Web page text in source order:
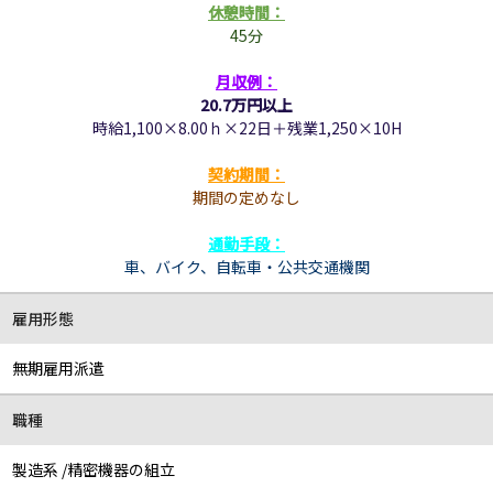
休憩時間：
45分
月収例：
20.7万円以上
時給1,100×8.00ｈ×22日＋残業1,250×10H
契約期間 ：
期間の定めなし
通勤手段：
車、バイク、自転車 ・公共交通機関
雇用形態
無期雇用派遣
職種
製造系 /精密機器の組立